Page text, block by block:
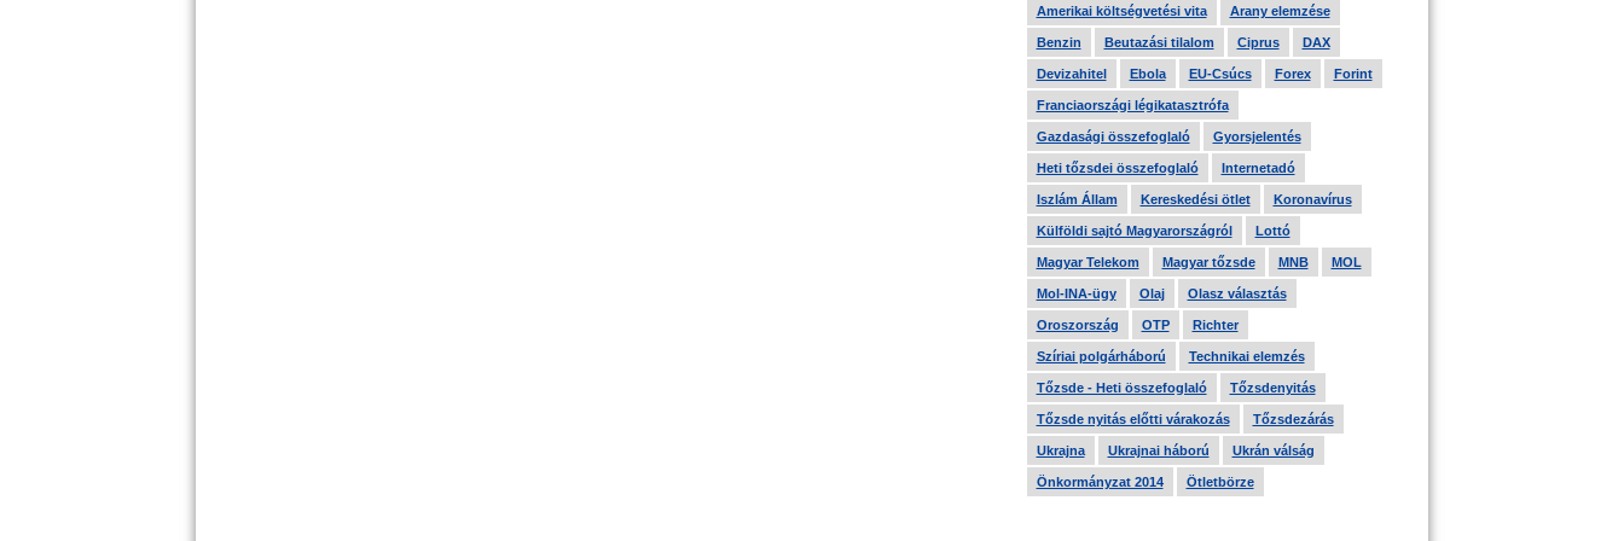
Amerikai költségvetési vita Arany elemzése
Benzin Beutazási tilalom Ciprus DAX
Devizahitel Ebola EU-Csúcs Forex Forint
Franciaországi légikatasztrófa
Gazdasági összefoglaló Gyorsjelentés
Heti tőzsdei összefoglaló Internetadó
Iszlám Állam Kereskedési ötlet Koronavírus
Külföldi sajtó Magyarországról Lottó
Magyar Telekom Magyar tőzsde MNB MOL
Mol-INA-ügy Olaj Olasz választás
Oroszország OTP Richter
Szíriai polgárháború Technikai elemzés
Tőzsde - Heti összefoglaló Tőzsdenyitás
Tőzsde nyitás előtti várakozás Tőzsdezárás
Ukrajna Ukrajnai háború Ukrán válság
Önkormányzat 2014 Ötletbörze